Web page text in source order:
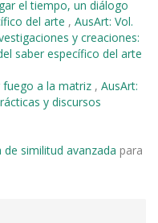
el tiempo, un diálogo
del arte , AusArt: Vol.
y creaciones:
saber específico del arte
fuego a la matriz , AusArt:
y discursos
de similitud avanzada para